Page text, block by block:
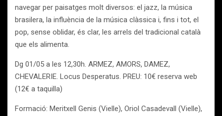
navegar per paisatges molt diversos: el jazz, la música
brasilera, la influència de la música clàssica i, fins i tot, el
pop, sense oblidar, és clar, les arrels del tradicional català
que els alimenta.
Dg 01/05 a les 12,30h. ARMEZ, AMORS, DAMEZ,
CHEVALERIE. Locus Desperatus. PREU: 10€ reserva web
(12€ a taquilla)
Formació: Meritxell Genis (Vielle), Oriol Casadevall (Vielle),